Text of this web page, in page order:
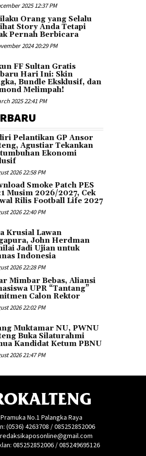
2025 12:37 PM
Orang yang Selalu
Story Anda Tetapi
Pernah Berbicara
2024 20:29 PM
FF Sultan Gratis
Hari Ini: Skin
Bundle Eksklusif, dan
Melimpah!
2025 22:41 PM
Pelantikan GP Ansor
Agustiar Tekankan
Ekonomi
2026 22:58 PM
Smoke Patch PES
Musim 2026/2027, Cek
Rilis Football Life 2027
2026 22:40 PM
Krusial Lawan
John Herdman
Jadi Ujian untuk
Indonesia
2026 22:28 PM
Mimbar Bebas, Aliansi
UPR “Tantang”
Calon Rektor
2026 22:02 PM
Muktamar NU, PWNU
Buka Silaturahmi
Kandidat Ketum PBNU
2026 21:47 PM
No.1 Palangka Raya
(0536) 4263708 / 085252852006
085252852006 / 085249695126